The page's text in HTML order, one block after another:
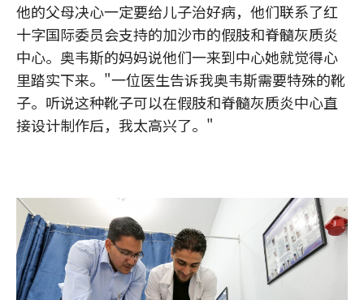
他的父母决心一定要给儿子治好病，他们联系了红
十字国际委员会支持的加沙市的假肢和脊髓灰质炎
中心。奥韦斯的妈妈说他们一来到中心她就觉得心
里踏实下来。"一位医生告诉我奥韦斯需要特殊的靴
子。听说这种靴子可以在假肢和脊髓灰质炎中心直
接设计制作后，我太高兴了。"